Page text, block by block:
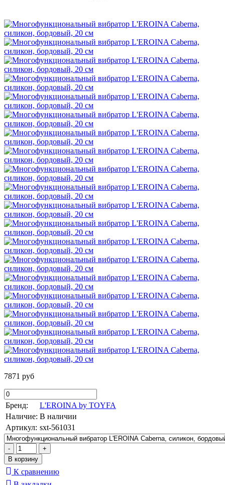
7871 руб
Бренд:
L'EROINA by TOYFA
Наличие: В наличии
Артикул: sxt-561031
К сравнению